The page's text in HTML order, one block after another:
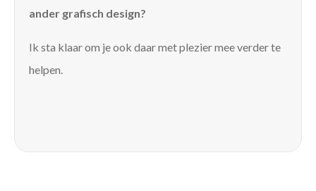
ander grafisch design?
Ik sta klaar om je ook daar met plezier mee verder te
helpen.